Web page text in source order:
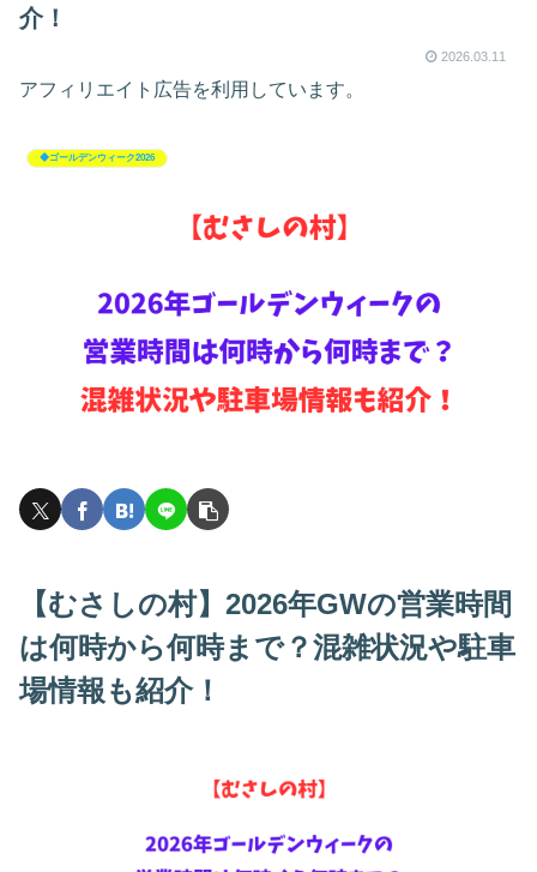
介！
2026.03.11
アフィリエイト広告を利用しています。
◆ゴールデンウィーク2026
【むさしの村】2026年GWの営業時間
は何時から何時まで？混雑状況や駐車
場情報も紹介！